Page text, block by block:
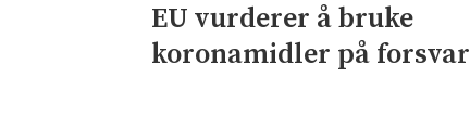
EU vurderer å bruke
koronamidler på forsvar